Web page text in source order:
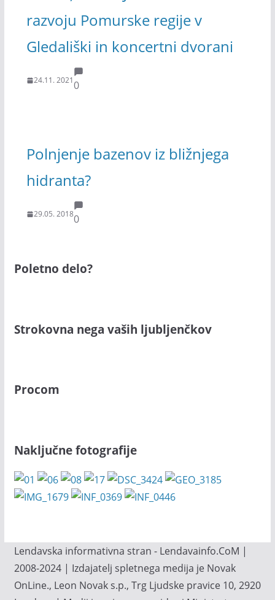
razvoju Pomurske regije v
Gledališki in koncertni dvorani
24.11. 20210
Polnjenje bazenov iz bližnjega
hidranta?
29.05. 20180
Poletno delo?
Strokovna nega vaših ljubljenčkov
Procom
Naključne fotografije
Lendavska informativna stran - Lendavainfo.CoM |
2008-2024 | Izdajatelj spletnega medija je Novak
OnLine., Leon Novak s.p., Trg Ljudske pravice 10, 2920